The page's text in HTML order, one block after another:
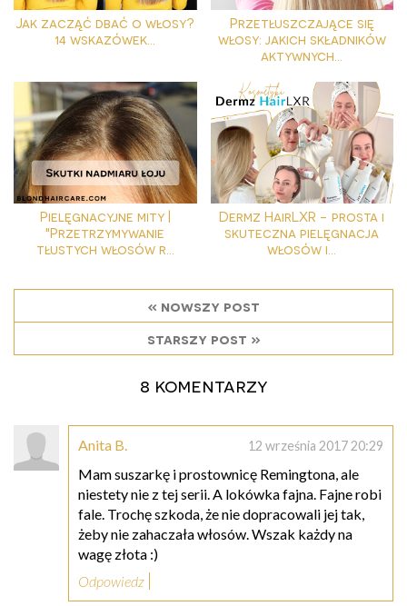
Jak zacząć dbać o włosy?
14 wskazówek...
Przetłuszczające się
włosy: jakich składników
aktywnych...
Pielęgnacyjne mity |
"Przetrzymywanie
tłustych włosów r...
Dermz HairLXR - prosta i
skuteczna pielęgnacja
włosów i...
« nowszy post
starszy post »
8 komentarzy
Anita B. 12 września 2017 20:29
Mam suszarkę i prostownicę Remingtona, ale
niestety nie z tej serii. A lokówka fajna. Fajne robi
fale. Trochę szkoda, że nie dopracowali jej tak,
żeby nie zahaczała włosów. Wszak każdy na
wagę złota :)
Odpowiedz